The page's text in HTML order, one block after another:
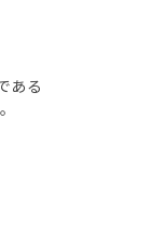
ある